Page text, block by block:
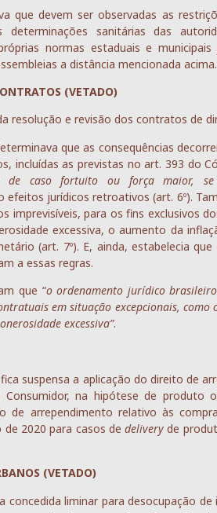
que devem ser observadas as
determinações sanitárias das
normas estaduais e
a distância mencionada acima.
(VETADO)
resolução e revisão dos contratos de
que as consequências
incluídas as previstas no art. 393 do
de caso fortuito ou força maior,
efeitos jurídicos retroativos (art. 6º).
imprevisíveis, para os fins exclusivos
excessiva, o aumento da
(art. 7º). E, ainda, estabelecia
a essas regras.
que “o ordenamento jurídico
em situação excepcionais,
excessiva”.
suspensa a aplicação do direito de
na hipótese de produto
de arrependimento relativo às
2020 para casos dedelivery de
(VETADO)
concedida liminar para desocupação